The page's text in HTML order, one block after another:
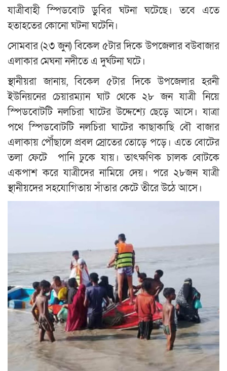
যাত্রীবাহী স্পিডবোট ডুবির ঘটনা ঘটেছে। তবে এতে
হতাহতের কোনো ঘটনা ঘটেনি।
সোমবার (২৩ জুন) বিকেল ৫টার দিকে উপজেলার বউবাজার
এলাকার মেঘনা নদীতে এ দুর্ঘটনা ঘটে।
স্থানীয়রা জানায়, বিকেল ৫টার দিকে উপজেলার হরনী
ইউনিয়নের চেয়ারম্যান ঘাট থেকে ২৮ জন যাত্রী নিয়ে
স্পিডবোটটি নলচিরা ঘাটের উদ্দেশ্যে ছেড়ে আসে। যাত্রা
পথে স্পিডবোটটি নলচিরা ঘাটের কাছাকাছি বৌ বাজার
এলাকায় পৌঁছালে প্রবল স্রোতের তোড়ে পড়ে। এতে বোটের
তলা ফেটে পানি ঢুকে যায়। তাৎক্ষণিক চালক বোটকে
একপাশ করে যাত্রীদের নামিয়ে দেয়। পরে ২৮জন যাত্রী
স্থানীয়দের সহযোগিতায় সাঁতার কেটে তীরে উঠে আসে।